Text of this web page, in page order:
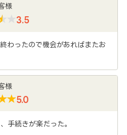
様
3.5
わったので機会があればまたお
様
5.0
手続きが楽だった。